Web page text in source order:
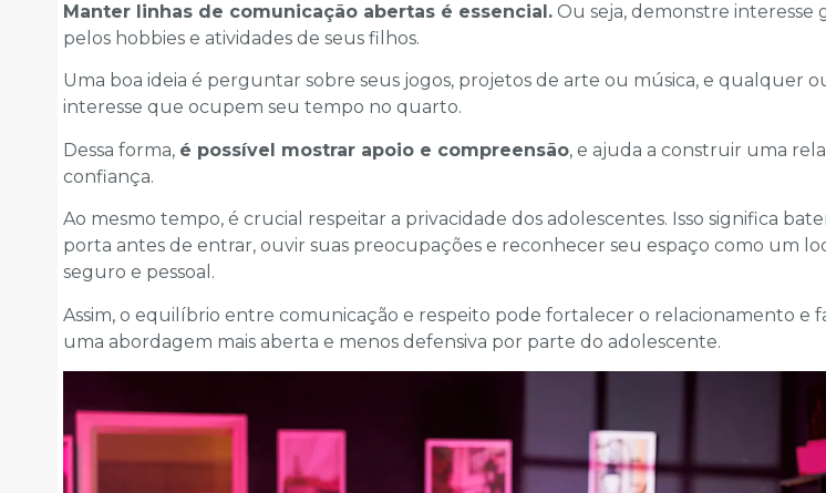
Manter linhas de comunicação abertas é essencial. Ou seja, demonstre interesse
pelos hobbies e atividades de seus filhos.
Uma boa ideia é perguntar sobre seus jogos, projetos de arte ou música, e qualquer
interesse que ocupem seu tempo no quarto.
Dessa forma, é possível mostrar apoio e compreensão, e ajuda a construir uma
confiança.
Ao mesmo tempo, é crucial respeitar a privacidade dos adolescentes. Isso significa
porta antes de entrar, ouvir suas preocupações e reconhecer seu espaço como um
seguro e pessoal.
Assim, o equilíbrio entre comunicação e respeito pode fortalecer o relacionamento e
uma abordagem mais aberta e menos defensiva por parte do adolescente.